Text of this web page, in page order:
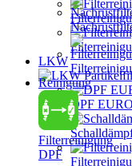
Reinigung
Filterreinigung
DPF
LKW
DPF